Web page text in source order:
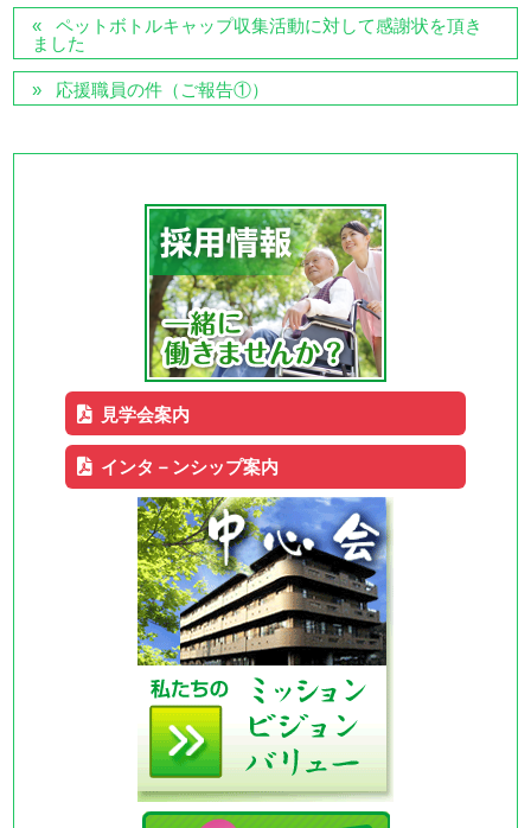
ペットボトルキャップ収集活動に対して感謝状を頂き
ました
応援職員の件（ご報告①）
見学会案内
インタ－ンシップ案内